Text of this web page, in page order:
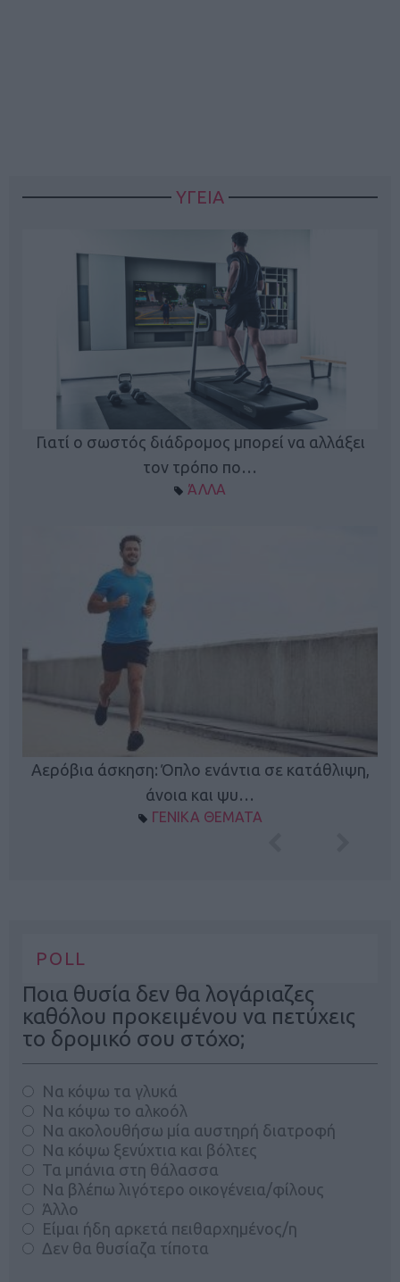
ΥΓΕΙΑ
Γιατί ο σωστός διάδρομος μπορεί να αλλάξει
τον τρόπο πο…
ΆΛΛΑ
Αερόβια άσκηση: Όπλο ενάντια σε κατάθλιψη,
άνοια και ψυ…
ΓΕΝΙΚΑ ΘΕΜΑΤΑ
POLL
Ποια θυσία δεν θα λογάριαζες
καθόλου προκειμένου να πετύχεις
το δρομικό σου στόχο;
Να κόψω τα γλυκά
Να κόψω το αλκοόλ
Να ακολουθήσω μία αυστηρή διατροφή
Να κόψω ξενύχτια και βόλτες
Τα μπάνια στη θάλασσα
Να βλέπω λιγότερο οικογένεια/φίλους
Άλλο
Είμαι ήδη αρκετά πειθαρχημένος/η
Δεν θα θυσίαζα τίποτα